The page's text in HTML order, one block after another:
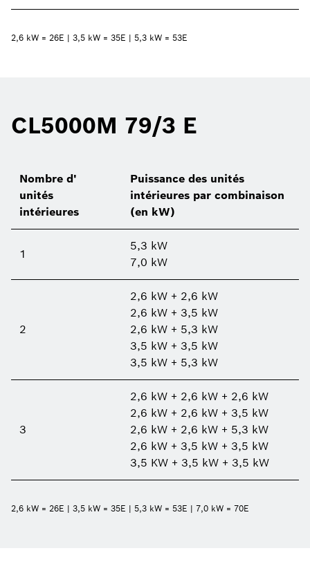
2,6 kW = 26E | 3,5 kW = 35E | 5,3 kW = 53E
CL5000M 79/3 E
Nombre d'
unités
intérieures
Puissance des unités
intérieures par combinaison
(en kW)
1
5,3 kW
7,0 kW
2
2,6 kW + 2,6 kW
2,6 kW + 3,5 kW
2,6 kW + 5,3 kW
3,5 kW + 3,5 kW
3,5 kW + 5,3 kW
3
2,6 kW + 2,6 kW + 2,6 kW
2,6 kW + 2,6 kW + 3,5 kW
2,6 kW + 2,6 kW + 5,3 kW
2,6 kW + 3,5 kW + 3,5 kW
3,5 KW + 3,5 kW + 3,5 kW
2,6 kW = 26E | 3,5 kW = 35E | 5,3 kW = 53E | 7,0 kW = 70E